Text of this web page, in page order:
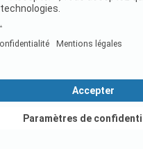
dispose-t-il de
réduite ?
camping Klostercamping
Voir les offres